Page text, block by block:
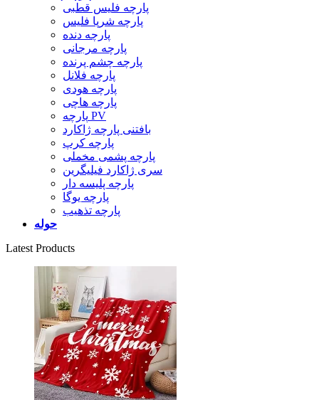
پارچه فلیس قطبی
پارچه شرپا فلیس
پارچه دنده
پارچه مرجانی
پارچه چشم پرنده
پارچه فلانل
پارچه هودی
پارچه هاچی
پارچه PV
بافتنی پارچه ژاکارد
پارچه کرپ
پارچه پشمی مخملی
سری ژاکارد فیلیگرین
پارچه پلیسه دار
پارچه یوگا
پارچه تذهیب
حوله
Latest Products